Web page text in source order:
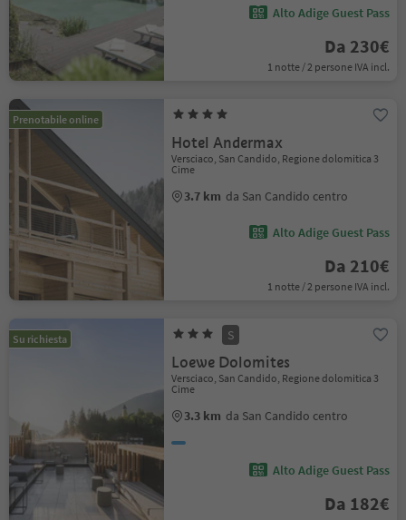
Alto Adige Guest Pass
Da 230€
1 notte / 2 persone IVA incl.
Prenotabile online
Hotel Andermax
Versciaco, San Candido, Regione dolomitica 3
Cime
3.7 km da San Candido centro
Alto Adige Guest Pass
Da 210€
1 notte / 2 persone IVA incl.
Su richiesta S
Loewe Dolomites
Versciaco, San Candido, Regione dolomitica 3
Cime
3.3 km da San Candido centro
Alto Adige Guest Pass
Da 182€